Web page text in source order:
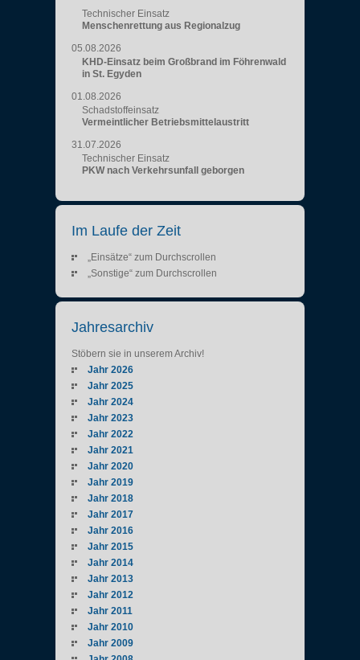
Technischer Einsatz
Menschenrettung aus Regionalzug
05.08.2026
KHD-Einsatz beim Großbrand im Föhrenwald
in St. Egyden
01.08.2026
Schadstoffeinsatz
Vermeintlicher Betriebsmittelaustritt
31.07.2026
Technischer Einsatz
PKW nach Verkehrsunfall geborgen
Im Laufe der Zeit
„Einsätze“ zum Durchscrollen
„Sonstige“ zum Durchscrollen
Jahresarchiv
Stöbern sie in unserem Archiv!
Jahr 2026
Jahr 2025
Jahr 2024
Jahr 2023
Jahr 2022
Jahr 2021
Jahr 2020
Jahr 2019
Jahr 2018
Jahr 2017
Jahr 2016
Jahr 2015
Jahr 2014
Jahr 2013
Jahr 2012
Jahr 2011
Jahr 2010
Jahr 2009